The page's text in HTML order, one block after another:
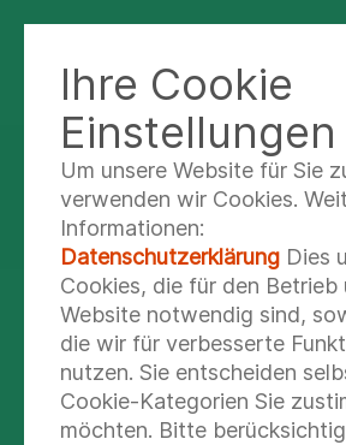
WESERBERGLAND-KLINIK
Fortbildung
Veranstaltungen für
Hier finden Sie Informationen
aktuellen
Ihre Cookie
Einstellungen
Um unsere Website für Sie
verwenden wir Cookies.
Informationen:
Datenschutzerklärung Dies
Cookies, die für den Betrieb
Website notwendig sind,
die wir für verbesserte
nutzen. Sie entscheiden
Cookie-Kategorien Sie
möchten. Bitte